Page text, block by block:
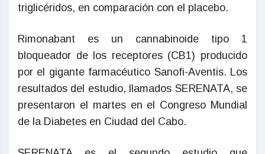
triglicéridos, en comparación con el placebo.
Rimonabant es un cannabinoide tipo 1
bloqueador de los receptores (CB1) producido
por el gigante farmacéutico Sanofi-Aventis. Los
resultados del estudio, llamados SERENATA, se
presentaron el martes en el Congreso Mundial
de la Diabetes en Ciudad del Cabo.